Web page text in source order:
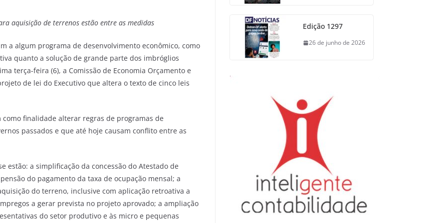
aquisição de terrenos estão entre as medidas
a algum programa de desenvolvimento econômico, como
quanto a solução de grande parte dos imbróglios
terça-feira (6), a Comissão de Economia Orçamento e
de lei do Executivo que altera o texto de cinco leis
finalidade alterar regras de programas de
passados e que até hoje causam conflito entre as
estão: a simplificação da concessão do Atestado de
do pagamento da taxa de ocupação mensal; a
do terreno, inclusive com aplicação retroativa a
a gerar prevista no projeto aprovado; a ampliação
do setor produtivo e às micro e pequenas
Edição 1297
26 de junho de 2026